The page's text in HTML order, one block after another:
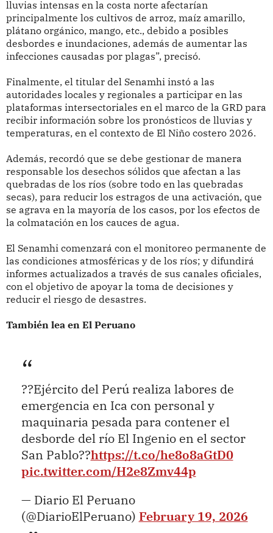
lluvias intensas en la costa norte afectarían
principalmente los cultivos de arroz, maíz amarillo,
plátano orgánico, mango, etc., debido a posibles
desbordes e inundaciones, además de aumentar las
infecciones causadas por plagas”, precisó.
Finalmente, el titular del Senamhi instó a las
autoridades locales y regionales a participar en las
plataformas intersectoriales en el marco de la GRD para
recibir información sobre los pronósticos de lluvias y
temperaturas, en el contexto de El Niño costero 2026.
Además, recordó que se debe gestionar de manera
responsable los desechos sólidos que afectan a las
quebradas de los ríos (sobre todo en las quebradas
secas), para reducir los estragos de una activación, que
se agrava en la mayoría de los casos, por los efectos de
la colmatación en los cauces de agua.
El Senamhi comenzará con el monitoreo permanente de
las condiciones atmosféricas y de los ríos; y difundirá
informes actualizados a través de sus canales oficiales,
con el objetivo de apoyar la toma de decisiones y
reducir el riesgo de desastres.
También lea en El Peruano
??Ejército del Perú realiza labores de
emergencia en Ica con personal y
maquinaria pesada para contener el
desborde del río El Ingenio en el sector
San Pablo??https://t.co/he8o8aGtD0
pic.twitter.com/H2e8Zmv44p
— Diario El Peruano
(@DiarioElPeruano) February 19, 2026